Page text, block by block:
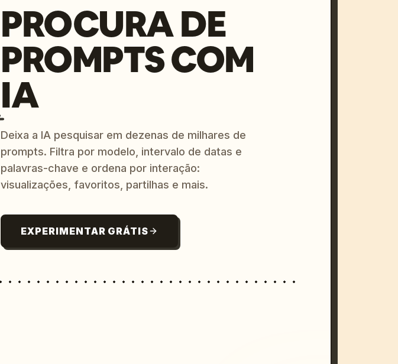
PROCURA DE
PROMPTS COM
IA
Deixa a IA pesquisar em dezenas de milhares de
prompts. Filtra por modelo, intervalo de datas e
palavras-chave e ordena por interação:
visualizações, favoritos, partilhas e mais.
EXPERIMENTAR GRÁTIS